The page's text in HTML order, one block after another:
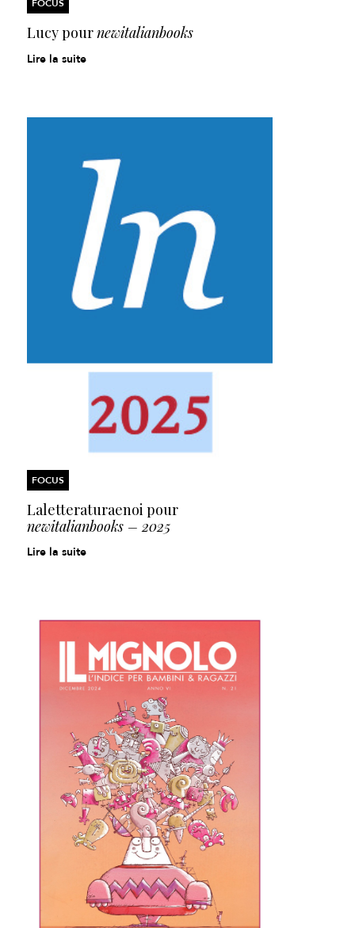
Lucy pournewitalianbooks
Lire la suite
FOCUS
Laletteraturaenoi pour
newitalianbooks – 2025
Lire la suite